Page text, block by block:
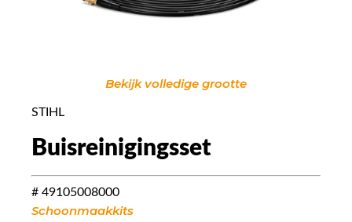
Bekijk volledige grootte
STIHL
Buisreinigingsset
# 49105008000
Schoonmaakkits